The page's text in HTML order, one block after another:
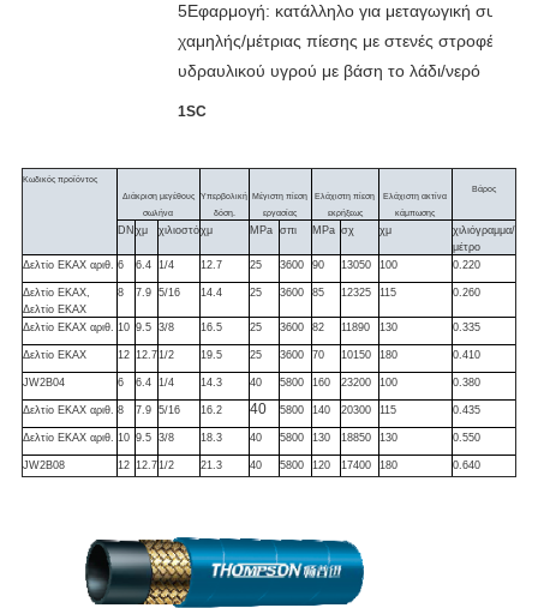
5Εφαρμογή: κατάλληλο για μεταγωγική
χαμηλής/μέτριας πίεσης με στενές στροφές
υδραυλικού υγρού με βάση το λάδι/νερό
1SC
Κωδικός προϊόντος
Διάκριση μεγέθους
σωλήνα
Υπερβολική
δόση.
Μέγιστη πίεση
εργασίας
Ελάχιστη πίεση
εκρήξεως
Ελάχιστη ακτίνα
κάμπωσης
Βάρος
DN χμ χιλιοστόχμ MPa σπι MPa σχ χμ
χιλιόγραμμα/
μέτρο
Δελτίο ΕΚΑΧ αριθ. 6 6.4 1/4 12.7 25 3600 90 13050 100 0.220
Δελτίο ΕΚΑΧ,
Δελτίο ΕΚΑΧ
8 7.9 5/16 14.4 25 3600 85 12325 115 0.260
Δελτίο ΕΚΑΧ αριθ. 10 9.5 3/8 16.5 25 3600 82 11890 130 0.335
Δελτίο ΕΚΑΧ 12 12.71/2 19.5 25 3600 70 10150 180 0.410
JW2B04 6 6.4 1/4 14.3 40 5800 160 23200 100 0.380
Δελτίο ΕΚΑΧ αριθ. 8 7.9 5/16 16.2 40 5800 140 20300 115 0.435
Δελτίο ΕΚΑΧ αριθ. 10 9.5 3/8 18.3 40 5800 130 18850 130 0.550
JW2B08 12 12.71/2 21.3 40 5800 120 17400 180 0.640